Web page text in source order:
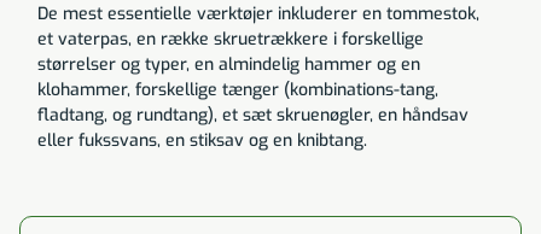
De mest essentielle værktøjer inkluderer en tommestok,
et vaterpas, en række skruetrækkere i forskellige
størrelser og typer, en almindelig hammer og en
klohammer, forskellige tænger (kombinations-tang,
fladtang, og rundtang), et sæt skruenøgler, en håndsav
eller fukssvans, en stiksav og en knibtang.